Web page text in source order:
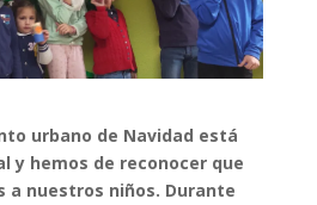
urbano de Navidad está
y hemos de reconocer que
a nuestros niños. Durante